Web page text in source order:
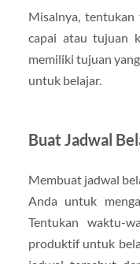
Misalnya, tentukan
capai atau tujuan
memiliki tujuan
untuk belajar.
Buat Jadwal
Membuat jadwal
Anda untuk
Tentukan waktu-
produktif untuk